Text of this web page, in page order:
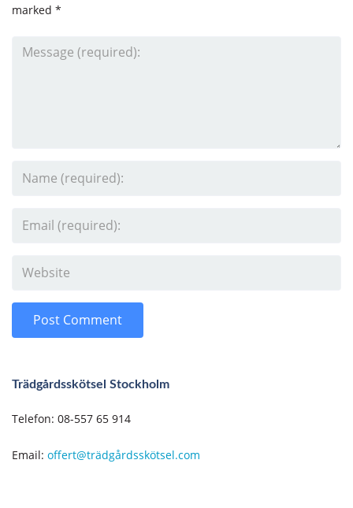
marked *
Trädgårdsskötsel Stockholm
Telefon: 08-557 65 914
Email: offert@trädgårdsskötsel.com